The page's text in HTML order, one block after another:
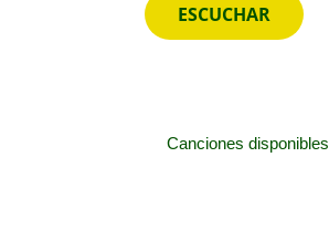
ESCUCHAR
Canciones disponibles